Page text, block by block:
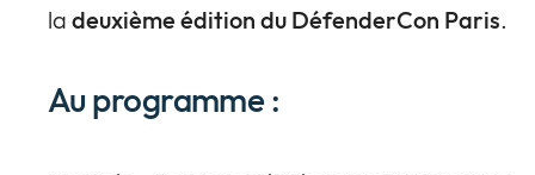
la deuxième édition du DéfenderCon Paris.
Au programme :